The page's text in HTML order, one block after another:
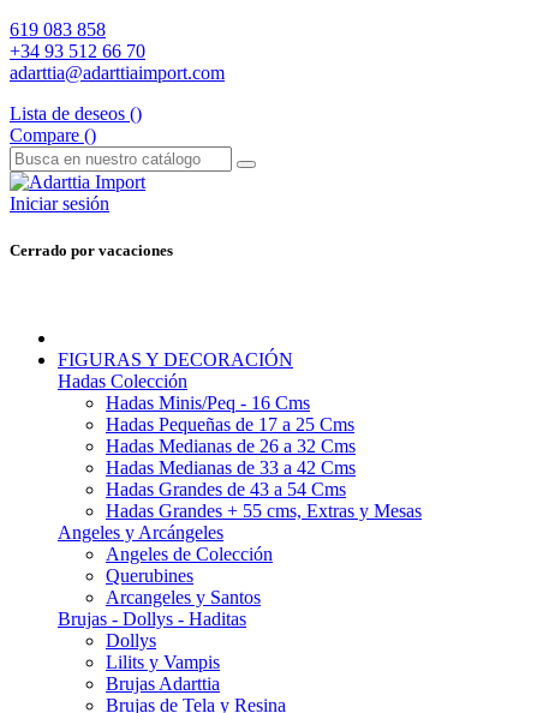
619 083 858
+34 93 512 66 70
adarttia@adarttiaimport.com
Lista de deseos ()
Compare ()
Iniciar sesión
Cerrado por vacaciones
FIGURAS Y DECORACIÓN
Hadas Colección
Hadas Minis/Peq - 16 Cms
Hadas Pequeñas de 17 a 25 Cms
Hadas Medianas de 26 a 32 Cms
Hadas Medianas de 33 a 42 Cms
Hadas Grandes de 43 a 54 Cms
Hadas Grandes + 55 cms, Extras y Mesas
Angeles y Arcángeles
Angeles de Colección
Querubines
Arcangeles y Santos
Brujas - Dollys - Haditas
Dollys
Lilits y Vampis
Brujas Adarttia
Brujas de Tela y Resina